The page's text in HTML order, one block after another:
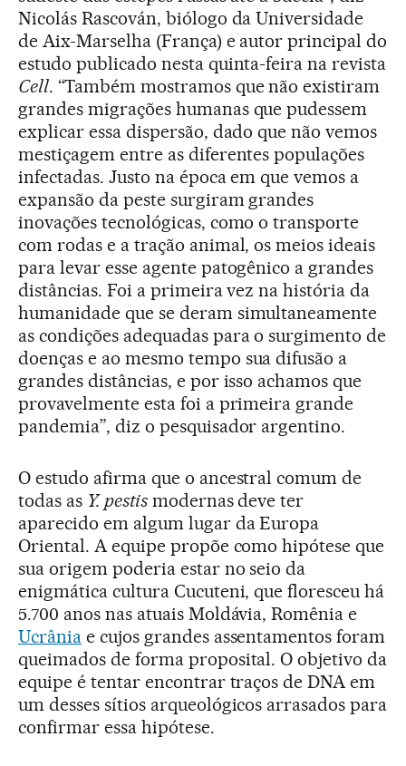
Nicolás Rascován, biólogo da Universidade
de Aix-Marselha (França) e autor principal do
estudo publicado nesta quinta-feira na revista
Cell. “Também mostramos que não existiram
grandes migrações humanas que pudessem
explicar essa dispersão, dado que não vemos
mestiçagem entre as diferentes populações
infectadas. Justo na época em que vemos a
expansão da peste surgiram grandes
inovações tecnológicas, como o transporte
com rodas e a tração animal, os meios ideais
para levar esse agente patogênico a grandes
distâncias. Foi a primeira vez na história da
humanidade que se deram simultaneamente
as condições adequadas para o surgimento de
doenças e ao mesmo tempo sua difusão a
grandes distâncias, e por isso achamos que
provavelmente esta foi a primeira grande
pandemia”, diz o pesquisador argentino.
O estudo afirma que o ancestral comum de
todas as Y. pestismodernas deve ter
aparecido em algum lugar da Europa
Oriental. A equipe propõe como hipótese que
sua origem poderia estar no seio da
enigmática cultura Cucuteni, que floresceu há
5.700 anos nas atuais Moldávia, Romênia e
Ucrâniae cujos grandes assentamentos foram
queimados de forma proposital. O objetivo da
equipe é tentar encontrar traços de DNA em
um desses sítios arqueológicos arrasados para
confirmar essa hipótese.